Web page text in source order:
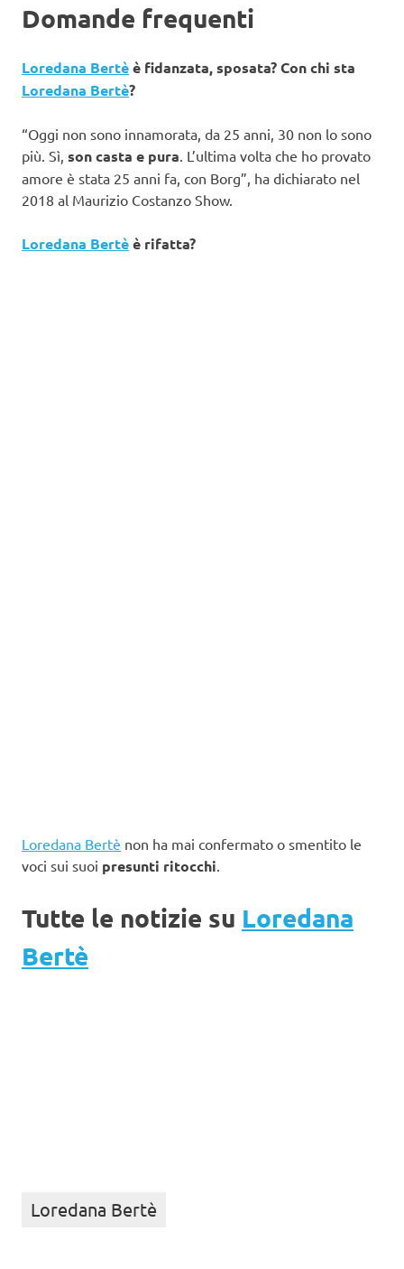
Domande frequenti
Loredana Bertèè fidanzata, sposata? Con chi sta
Loredana Bertè?
“Oggi non sono innamorata, da 25 anni, 30 non lo sono
più. Sì, son casta e pura . L’ultima volta che ho provato
amore è stata 25 anni fa, con Borg”, ha dichiarato nel
2018 al Maurizio Costanzo Show.
Loredana Bertèè rifatta?
Loredana Bertè non ha mai confermato o smentito le
voci sui suoi presunti ritocchi
Tutte le notizie su Loredana
Bertè
Loredana Bertè